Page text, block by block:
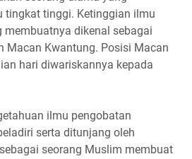
tingkat tinggi. Ketinggian ilmu
membuatnya dikenal sebagai
Macan Kwantung. Posisi Macan
hari diwariskannya kepada
ilmu pengobatan
serta ditunjang oleh
seorang Muslim membuat